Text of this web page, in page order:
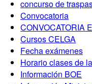
concurso de
Convocatoria
CONVOCATORIA
Cursos CELGA
Fecha exámenes
Horario clases de
Información BOE